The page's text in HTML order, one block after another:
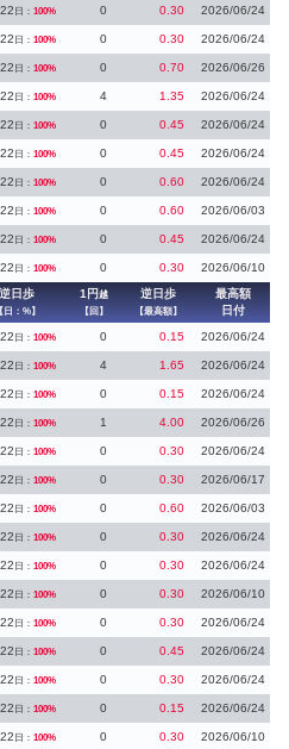
22 日： 100% 0 0.30 2026/06/24
22 日： 100% 0 0.30 2026/06/24
22 日： 100% 0 0.70 2026/06/26
22 日： 100% 4 1.35 2026/06/24
22 日： 100% 0 0.45 2026/06/24
22 日： 100% 0 0.45 2026/06/24
22 日： 100% 0 0.60 2026/06/24
22 日： 100% 0 0.60 2026/06/03
22 日： 100% 0 0.45 2026/06/24
22 日： 100% 0 0.30 2026/06/10
逆日歩
【日：%】
1円 越
【回】
逆日歩
【最高額】
最高額
日付
22 日： 100% 0 0.15 2026/06/24
22 日： 100% 4 1.65 2026/06/24
22 日： 100% 0 0.15 2026/06/24
22 日： 100% 1 4.00 2026/06/26
22 日： 100% 0 0.30 2026/06/24
22 日： 100% 0 0.30 2026/06/17
22 日： 100% 0 0.60 2026/06/03
22 日： 100% 0 0.30 2026/06/24
22 日： 100% 0 0.30 2026/06/24
22 日： 100% 0 0.30 2026/06/10
22 日： 100% 0 0.30 2026/06/24
22 日： 100% 0 0.45 2026/06/24
22 日： 100% 0 0.30 2026/06/24
22 日： 100% 0 0.15 2026/06/24
22 日： 100% 0 0.30 2026/06/10